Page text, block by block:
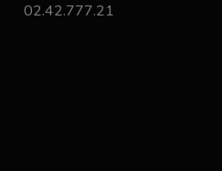
02.42.777.21